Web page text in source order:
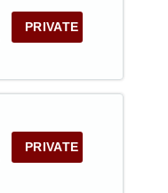
PRIVATE
PRIVATE